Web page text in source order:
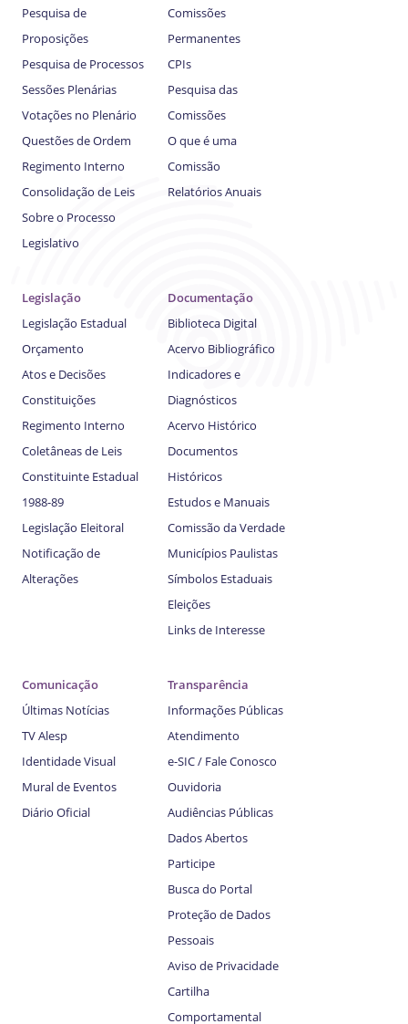
Pesquisa de
Proposições
Pesquisa de Processos
Sessões Plenárias
Votações no Plenário
Questões de Ordem
Regimento Interno
Consolidação de Leis
Sobre o Processo
Legislativo
Comissões
Permanentes
CPIs
Pesquisa das
Comissões
O que é uma
Comissão
Relatórios Anuais
Legislação
Legislação Estadual
Orçamento
Atos e Decisões
Constituições
Regimento Interno
Coletâneas de Leis
Constituinte Estadual
1988-89
Legislação Eleitoral
Notificação de
Alterações
Documentação
Biblioteca Digital
Acervo Bibliográfico
Indicadores e
Diagnósticos
Acervo Histórico
Documentos
Históricos
Estudos e Manuais
Comissão da Verdade
Municípios Paulistas
Símbolos Estaduais
Eleições
Links de Interesse
Comunicação
Últimas Notícias
TV Alesp
Identidade Visual
Mural de Eventos
Diário Oficial
Transparência
Informações Públicas
Atendimento
e-SIC / Fale Conosco
Ouvidoria
Audiências Públicas
Dados Abertos
Participe
Busca do Portal
Proteção de Dados
Pessoais
Aviso de Privacidade
Cartilha
Comportamental